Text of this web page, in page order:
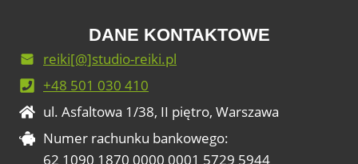
DANE KONTAKTOWE
reiki[@]studio-reiki.pl
+48 501 030 410
ul. Asfaltowa 1/38, II piętro, Warszawa
Numer rachunku bankowego:
62 1090 1870 0000 0001 5729 5944